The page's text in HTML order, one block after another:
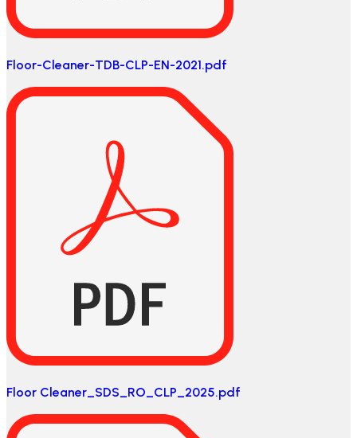
Floor-Cleaner-TDB-CLP-EN-2021.pdf
Floor Cleaner_SDS_RO_CLP_2025.pdf